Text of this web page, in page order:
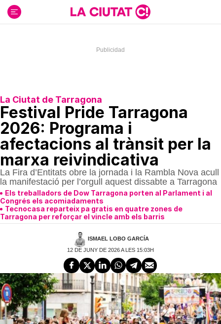
contenido
La Ciutat de Tarragona
Festival Pride Tarragona
2026: Programa i
afectacions al trànsit per la
marxa reivindicativa
La Fira d’Entitats obre la jornada i la Rambla Nova acull
la manifestació per l’orgull aquest dissabte a Tarragona
Els treballadors de Dow Tarragona porten al Parlament i al
Congrés els acomiadaments
Tecnocasa reparteix pa gratis en quatre zones de
Tarragona per reforçar el vincle amb els barris
ISMAEL LOBO GARCÍA
12 DE JUNY DE 2026 A LES 15:03H